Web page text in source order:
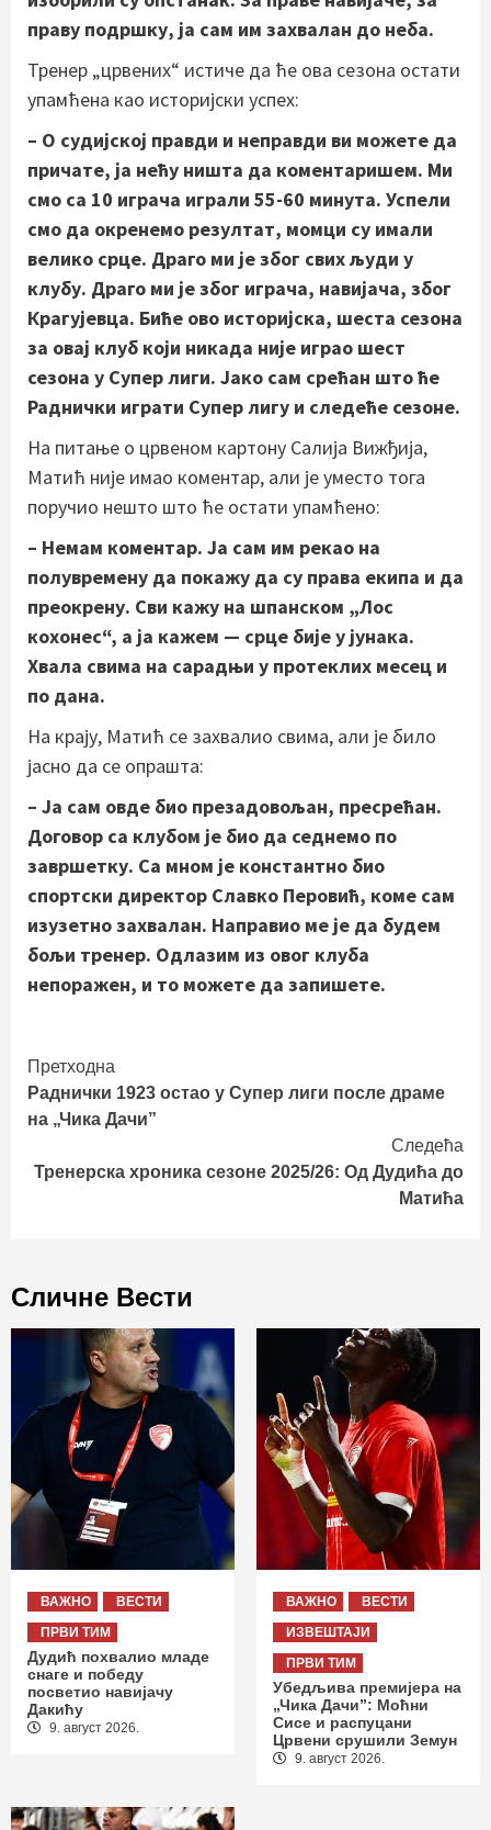
праву подршку, ја сам им захвалан до неба.
Тренер „црвених“ истиче да ће ова сезона остати
упамћена као историјски успех:
– О судијској правди и неправди ви можете да
причате, ја нећу ништа да коментаришем. Ми
смо са 10 играча играли 55-60 минута. Успели
смо да окренемо резултат, момци су имали
велико срце. Драго ми је због свих људи у
клубу. Драго ми је због играча, навијача, због
Крагујевца. Биће ово историјска, шеста сезона
за овај клуб који никада није играо шест
сезона у Супер лиги. Јако сам срећан што ће
Раднички играти Супер лигу и следеће сезоне.
На питање о црвеном картону Салија Вижђија,
Матић није имао коментар, али је уместо тога
поручио нешто што ће остати упамћено:
– Немам коментар. Ја сам им рекао на
полувремену да покажу да су права екипа и да
преокрену. Сви кажу на шпанском „Лос
кохонес“, а ја кажем — срце бије у јунака.
Хвала свима на сарадњи у протеклих месец и
по дана.
На крају, Матић се захвалио свима, али је било
јасно да се опрашта:
– Ја сам овде био презадовољан, пресрећан.
Договор са клубом је био да седнемо по
завршетку. Са мном је константно био
спортски директор Славко Перовић, коме сам
изузетно захвалан. Направио ме је да будем
бољи тренер. Одлазим из овог клуба
непоражен, и то можете да запишете.
Continue
Reading
Претходна
Раднички 1923 остао у Супер лиги после драме
на „Чика Дачи”
Следећа
Тренерска хроника сезоне 2025/26: Од Дудића до
Матића
Сличне Вести
ВАЖНО
ВЕСТИ
ПРВИ ТИМ
Дудић похвалио младе
снаге и победу
посветио навијачу
Дакићу
9. август 2026.
ВАЖНО
ВЕСТИ
ИЗВЕШТАЈИ
ПРВИ ТИМ
Убедљива премијера на
„Чика Дачи”: Моћни
Сисе и распуцани
Црвени срушили Земун
9. август 2026.